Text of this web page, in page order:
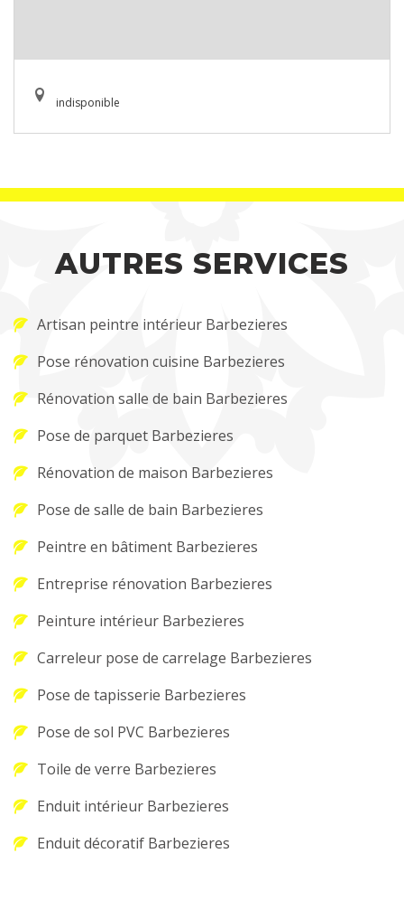
indisponible
AUTRES SERVICES
Artisan peintre intérieur Barbezieres
Pose rénovation cuisine Barbezieres
Rénovation salle de bain Barbezieres
Pose de parquet Barbezieres
Rénovation de maison Barbezieres
Pose de salle de bain Barbezieres
Peintre en bâtiment Barbezieres
Entreprise rénovation Barbezieres
Peinture intérieur Barbezieres
Carreleur pose de carrelage Barbezieres
Pose de tapisserie Barbezieres
Pose de sol PVC Barbezieres
Toile de verre Barbezieres
Enduit intérieur Barbezieres
Enduit décoratif Barbezieres